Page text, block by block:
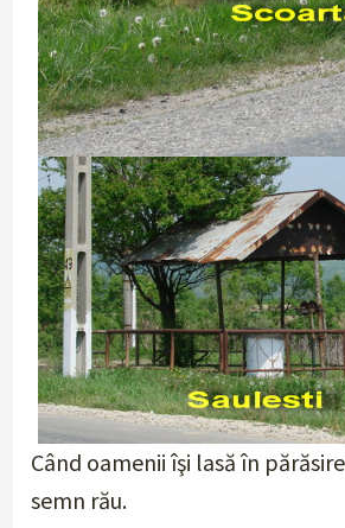
Când oamenii îşi lasă în
semn rău.